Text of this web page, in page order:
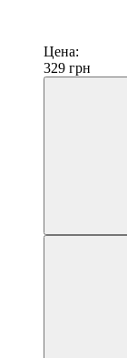
Цена:
329 грн